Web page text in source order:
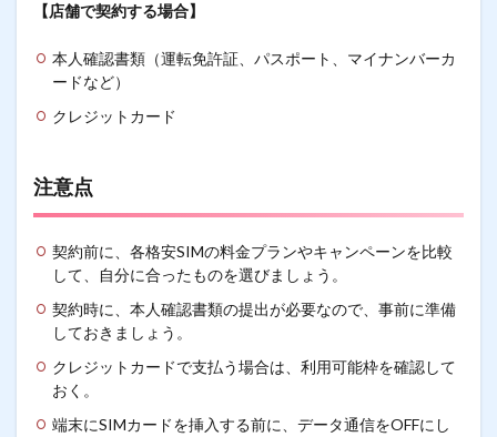
【店舗で契約する場合】
本人確認書類（運転免許証、パスポート、マイナンバーカ
ードなど）
クレジットカード
注意点
契約前に、各格安SIMの料金プランやキャンペーンを比較
して、自分に合ったものを選びましょう。
契約時に、本人確認書類の提出が必要なので、事前に準備
しておきましょう。
クレジットカードで支払う場合は、利用可能枠を確認して
おく。
端末にSIMカードを挿入する前に、データ通信をOFFにし